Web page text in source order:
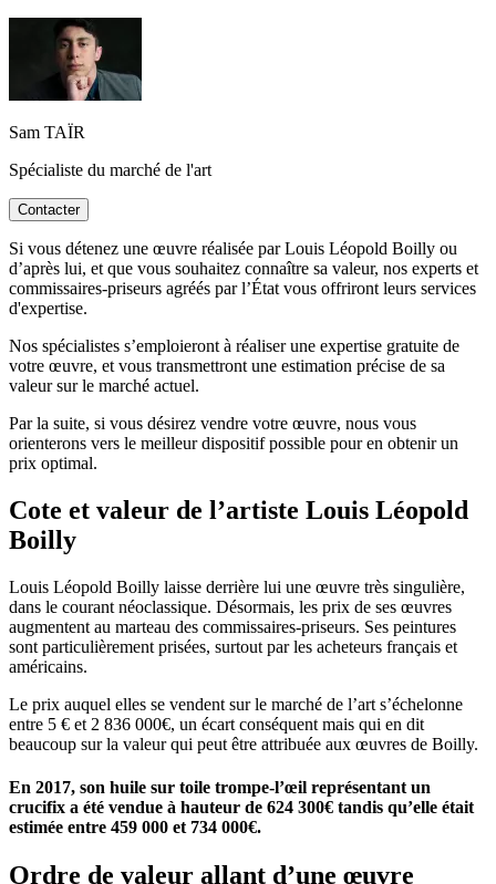
Sam TAÏR
Spécialiste du marché de l'art
Contacter
Si vous détenez une œuvre réalisée par Louis Léopold Boilly ou
d’après lui, et que vous souhaitez connaître sa valeur, nos experts et
commissaires-priseurs agréés par l’État vous offriront leurs services
d'expertise.
Nos spécialistes s’emploieront à réaliser une expertise gratuite de
votre œuvre, et vous transmettront une estimation précise de sa
valeur sur le marché actuel.
Par la suite, si vous désirez vendre votre œuvre, nous vous
orienterons vers le meilleur dispositif possible pour en obtenir un
prix optimal.
Cote et valeur de l’artiste Louis Léopold
Boilly
Louis Léopold Boilly laisse derrière lui une œuvre très singulière,
dans le courant néoclassique. Désormais, les prix de ses œuvres
augmentent au marteau des commissaires-priseurs. Ses peintures
sont particulièrement prisées, surtout par les acheteurs français et
américains.
Le prix auquel elles se vendent sur le marché de l’art s’échelonne
entre 5 € et 2 836 000€, un écart conséquent mais qui en dit
beaucoup sur la valeur qui peut être attribuée aux œuvres de Boilly.
En 2017, son huile sur toile trompe-l’œil représentant un
crucifix a été vendue à hauteur de 624 300€ tandis qu’elle était
estimée entre 459 000 et 734 000€.
Ordre de valeur allant d’une œuvre